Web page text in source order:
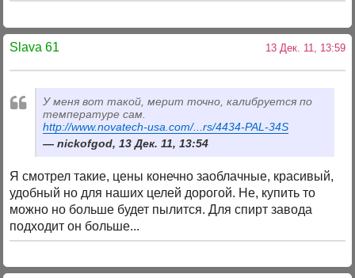
Slava 61 13 Дек. 11, 13:59
У меня вот такой, мерит точно, калибруется по
температуре сам.
http://www.novatech-usa.com/...rs/4434-PAL-34S
nickofgod, 13 Дек. 11, 13:54
Я смотрел такие, цены конечно заоблачные, красивый,
удобный но для наших целей дорогой. Не, купить то
можно но больше будет пылится. Для спирт завода
подходит он больше...